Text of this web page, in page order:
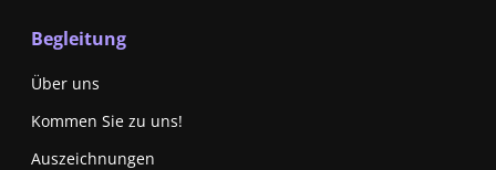
Begleitung
Über uns
Kommen Sie zu uns!
Auszeichnungen